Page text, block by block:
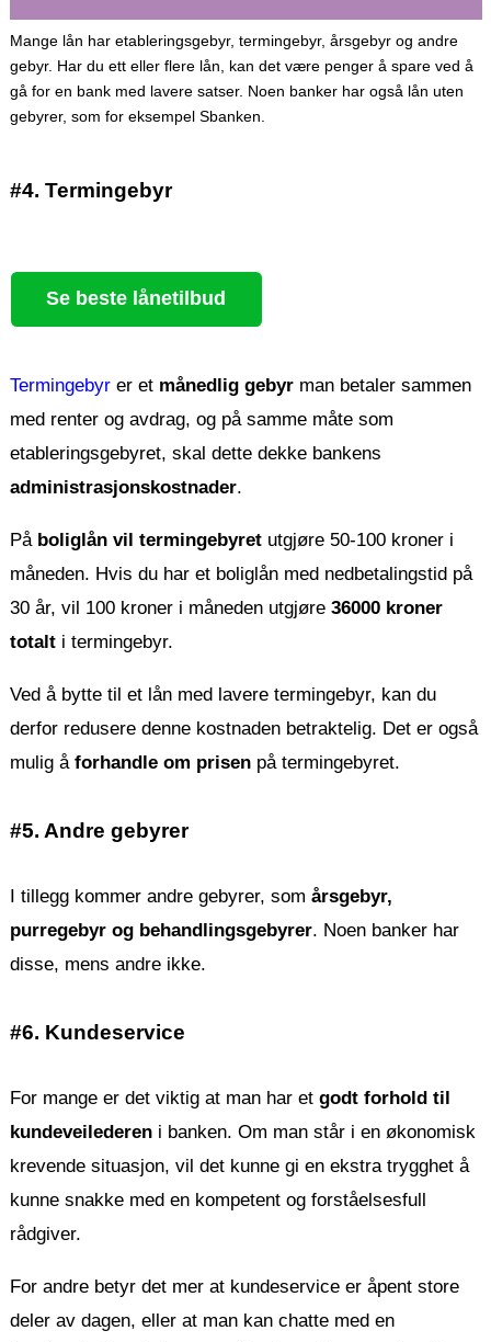
Mange lån har etableringsgebyr, termingebyr, årsgebyr og andre
gebyr. Har du ett eller flere lån, kan det være penger å spare ved å
gå for en bank med lavere satser. Noen banker har også lån uten
gebyrer, som for eksempel Sbanken.
#4. Termingebyr
Se beste lånetilbud
Termingebyrer et månedlig gebyrman betaler sammen
med renter og avdrag, og på samme måte som
etableringsgebyret, skal dette dekke bankens
administrasjonskostnader.
På boliglån vil termingebyretutgjøre 50-100 kroner i
måneden. Hvis du har et boliglån med nedbetalingstid på
30 år, vil 100 kroner i måneden utgjøre 36000 kroner
totalti termingebyr.
Ved å bytte til et lån med lavere termingebyr, kan du
derfor redusere denne kostnaden betraktelig. Det er også
mulig å forhandle om prisenpå termingebyret.
#5. Andre gebyrer
I tillegg kommer andre gebyrer, som årsgebyr,
purregebyr og behandlingsgebyrer. Noen banker har
disse, mens andre ikke.
#6. Kundeservice
For mange er det viktig at man har et godt forhold til
kundeveiledereni banken. Om man står i en økonomisk
krevende situasjon, vil det kunne gi en ekstra trygghet å
kunne snakke med en kompetent og forståelsesfull
rådgiver.
For andre betyr det mer at kundeservice er åpent store
deler av dagen, eller at man kan chatte med en